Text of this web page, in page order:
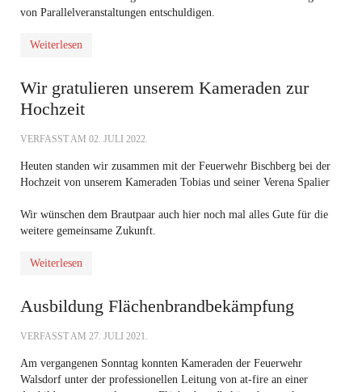
von Parallelveranstaltungen entschuldigen.
Weiterlesen
Wir gratulieren unserem Kameraden zur
Hochzeit
VERFASST AM 02. JULI 2022.
Heuten standen wir zusammen mit der Feuerwehr Bischberg bei der
Hochzeit von unserem Kameraden Tobias und seiner Verena Spalier
Wir wünschen dem Brautpaar auch hier noch mal alles Gute für die
weitere gemeinsame Zukunft.
Weiterlesen
Ausbildung Flächenbrandbekämpfung
VERFASST AM 27. JULI 2021.
Am vergangenen Sonntag konnten Kameraden der Feuerwehr
Walsdorf unter der professionellen Leitung von at-fire an einer